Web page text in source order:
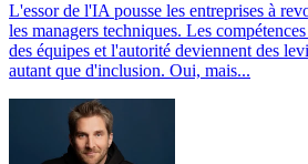
L'essor de l'IA pousse les entreprises à
les managers techniques. Les
des équipes et l'autorité deviennent des
autant que d'inclusion. Oui, mais...